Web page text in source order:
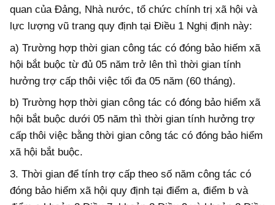
quan của Đảng, Nhà nước, tổ chức chính trị xã hội và
lực lượng vũ trang quy định tại Điều 1 Nghị định này:
a) Trường hợp thời gian công tác có đóng bảo hiếm xã
hội bắt buộc từ đủ 05 năm trở lên thì thời gian tính
hưởng trợ cấp thôi việc tối đa 05 năm (60 tháng).
b) Trường hợp thời gian công tác có đóng bảo hiểm xã
hội bắt buộc dưới 05 năm thì thời gian tính hưởng trợ
cấp thôi việc bằng thời gian công tác có đóng bảo hiểm
xã hội bắt buộc.
3. Thời gian để tính trợ cấp theo số năm công tác có
đóng bảo hiểm xã hội quy định tại điểm a, điểm b và